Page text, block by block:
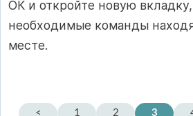
ОК и откройте новую
необходимые команды
месте.
< 1 2 3